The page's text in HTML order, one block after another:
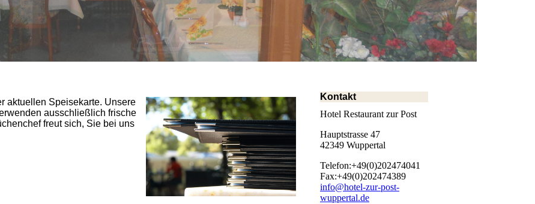
aktuellen Speisekarte. Unsere
ausschließlich frische
freut sich, Sie bei uns
Kontakt
Hotel Restaurant zur Post
Hauptstrasse 47
42349 Wuppertal
Telefon:+49(0)202474041
Fax:+49(0)202474389
info@hotel-zur-post-
wuppertal.de